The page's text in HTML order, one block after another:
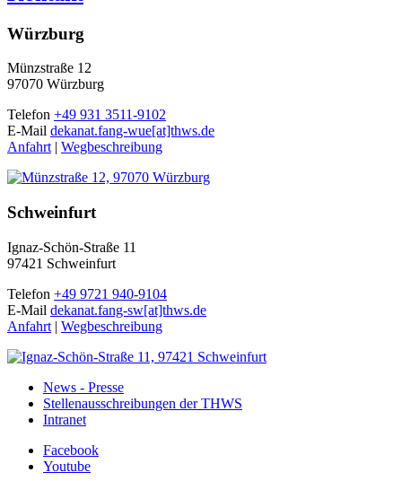
Würzburg
Münzstraße 12
97070 Würzburg
Telefon +49 931 3511-9102
E-Mail dekanat.fang-wue[at]thws.de
Anfahrt | Wegbeschreibung
Schweinfurt
Ignaz-Schön-Straße 11
97421 Schweinfurt
Telefon +49 9721 940-9104
E-Mail dekanat.fang-sw[at]thws.de
Anfahrt | Wegbeschreibung
News - Presse
Stellenausschreibungen der THWS
Intranet
Facebook
Youtube